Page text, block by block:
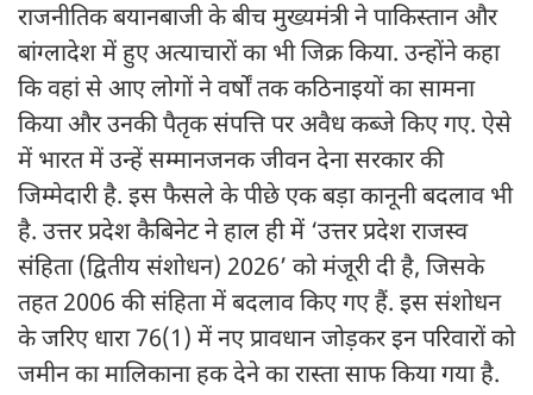
राजनीतिक बयानबाजी के बीच मुख्यमंत्री ने पाकिस्तान और
बांग्लादेश में हुए अत्याचारों का भी जिक्र किया. उन्होंने कहा
कि वहां से आए लोगों ने वर्षों तक कठिनाइयों का सामना
किया और उनकी पैतृक संपत्ति पर अवैध कब्जे किए गए. ऐसे
में भारत में उन्हें सम्मानजनक जीवन देना सरकार की
जिम्मेदारी है. इस फैसले के पीछे एक बड़ा कानूनी बदलाव भी
है. उत्तर प्रदेश कैबिनेट ने हाल ही में ‘उत्तर प्रदेश राजस्व
संहिता (द्वितीय संशोधन) 2026’ को मंजूरी दी है, जिसके
तहत 2006 की संहिता में बदलाव किए गए हैं. इस संशोधन
के जरिए धारा 76(1) में नए प्रावधान जोड़कर इन परिवारों को
जमीन का मालिकाना हक देने का रास्ता साफ किया गया है.